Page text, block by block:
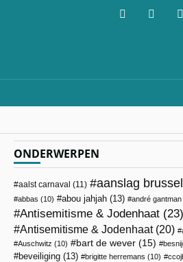
ONDERWERPEN
aalst carnaval (11) aanslag brussel
abbas (10) abou jahjah (13) andré gantman
Antisemitisme & Jodenhaat (23)
Antisemitisme & Jodenhaat(20)
Auschwitz (10) bart de wever (15)
beveiliging (13) brigitte herremans (10)